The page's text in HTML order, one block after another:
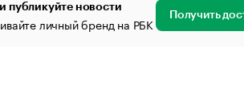
публикуйте новости
личный бренд на РБК Получить